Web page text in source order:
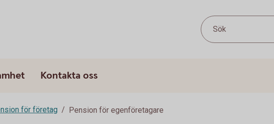
Sök
Kontakta oss
för företag Pension för egenföretagare